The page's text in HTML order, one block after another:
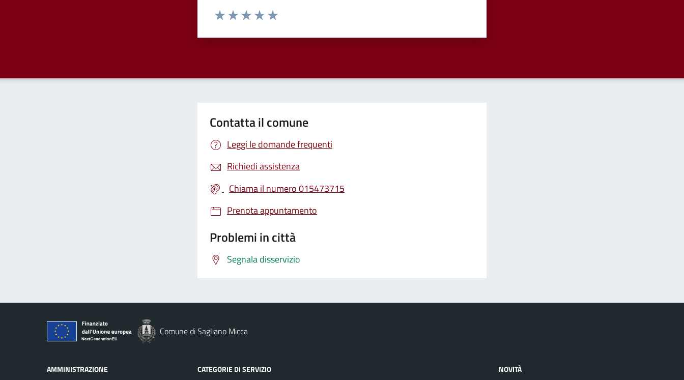
Valuta da 1 a 5 stelle la pagina
Contatta il comune
Leggi le domande frequenti
Richiedi assistenza
Chiama il numero 015473715
Prenota appuntamento
Problemi in città
Segnala disservizio
Comune di Sagliano Micca
AMMINISTRAZIONE CATEGORIE DI SERVIZIO NOVITÀ